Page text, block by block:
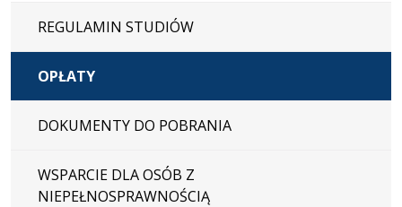
REGULAMIN STUDIÓW
OPŁATY
DOKUMENTY DO POBRANIA
WSPARCIE DLA OSÓB Z
NIEPEŁNOSPRAWNOŚCIĄ